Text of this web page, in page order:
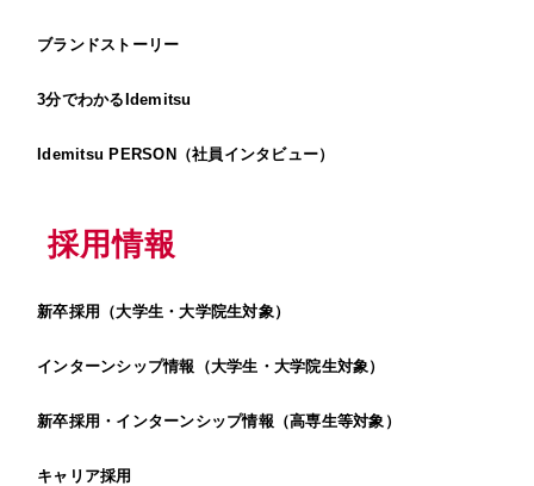
ブランドストーリー
3分でわかるIdemitsu
Idemitsu PERSON（社員インタビュー）
採用情報
新卒採用（大学生・大学院生対象）
インターンシップ情報（大学生・大学院生対象）
新卒採用・インターンシップ情報（高専生等対象）
キャリア採用